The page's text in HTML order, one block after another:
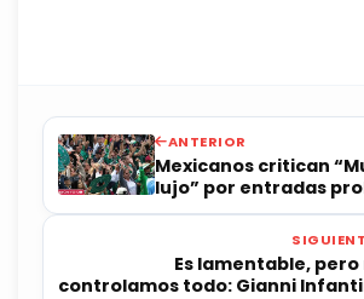
ANTERIOR
Mexicanos critican
lujo” por entradas
televisión de paga
Es lamentable, pero
controlamos todo: Gianni